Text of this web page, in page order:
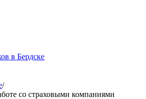
в Бердске
/
со страховыми компаниями